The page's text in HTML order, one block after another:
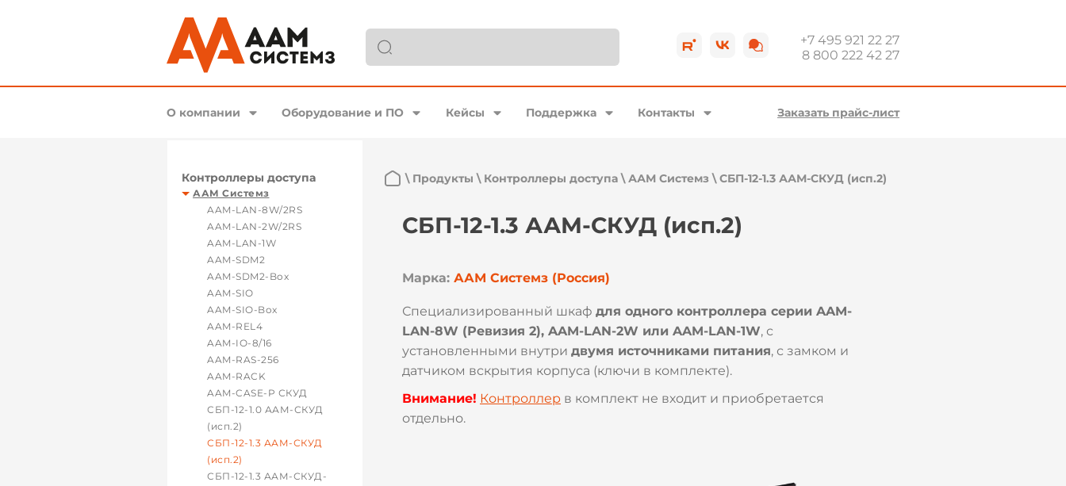
+7 495 921 22 27
8 800 222 42 27
О компании Оборудование и ПО Кейсы Поддержка Контакты Заказать прайс-лист
Контроллеры доступа
ААМ Системз
AAM-LAN-8W/2RS
AAM-LAN-2W/2RS
AAM-LAN-1W
AAM-SDM2
AAM-SDM2-Box
AAM-SIO
AAM-SIO-Box
AAM-REL4
AAM-IO-8/16
AAM-RAS-256
AAM-RACK
AAM-CASE-P СКУД
СБП-12-1.0 ААМ-СКУД
(исп.2)
СБП-12-1.3 ААМ-СКУД
(исп.2)
СБП-12-1.3 ААМ-СКУД-
\ Продукты \ Контроллеры доступа\ААМ Системз\СБП-12-1.3 ААМ-СКУД (исп.2)
СБП-12-1.3 ААМ-СКУД (исп.2)
Марка: ААМ Системз (Россия)
Специализированный шкаф для одного контроллера серии AAM-
LAN-8W (Ревизия 2), AAM-LAN-2W или AAM-LAN-1W, с
установленными внутри двумя источниками питания, с замком и
датчиком вскрытия корпуса (ключи в комплекте).
Внимание! Контроллер в комплект не входит и приобретается
отдельно.